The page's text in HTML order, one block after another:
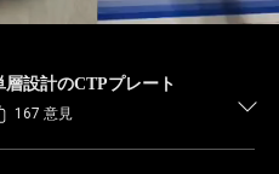
設計のCTPプレート
167 意見